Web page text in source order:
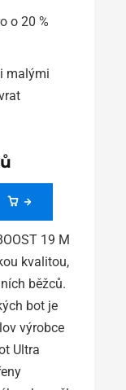
o 20 %
malými
19 M
kvalitou,
běžců.
bot je
výrobce
Ultra